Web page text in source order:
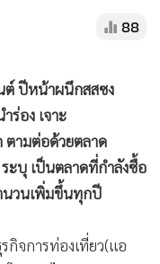
88
ร่อง เจาะ
ามต่อด้วยตลาด
บุ เป็นตลาดที่กำลังซื้อ
นวนเพิ่มขึ้นทุกปี
รงแรมไทยและ